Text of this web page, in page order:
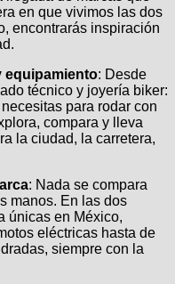
en que vivimos las dos
encontrarás inspiración
equipamiento: Desde
técnico y joyería biker:
para rodar con
compara y lleva
la ciudad, la carretera,
: Nada se compara
manos. En las dos
únicas en México,
eléctricas hasta de
siempre con la